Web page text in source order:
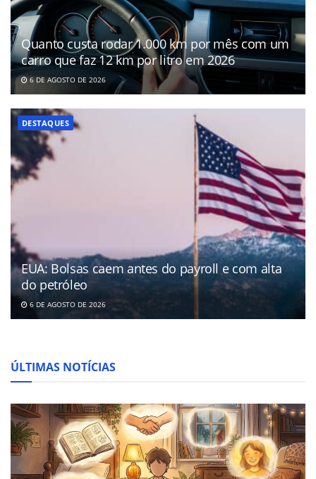
Quanto custa rodar 1.000 km por mês com um
carro que faz 12 km por litro em 2026
6 DE AGOSTO DE 2026
DESTAQUES
EUA: Bolsas caem antes do payroll e com alta
do petróleo
6 DE AGOSTO DE 2026
ÚLTIMAS NOTÍCIAS